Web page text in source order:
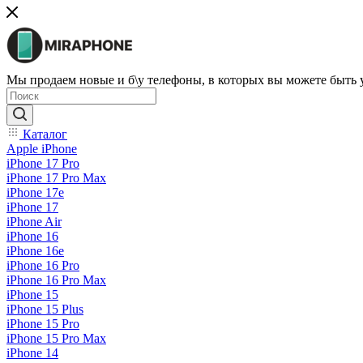
Мы продаем новые и б\у телефоны, в которых вы можете быть
Каталог
Apple iPhone
iPhone 17 Pro
iPhone 17 Pro Max
iPhone 17e
iPhone 17
iPhone Air
iPhone 16
iPhone 16e
iPhone 16 Pro
iPhone 16 Pro Max
iPhone 15
iPhone 15 Plus
iPhone 15 Pro
iPhone 15 Pro Max
iPhone 14